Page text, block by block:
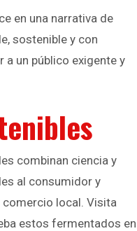
en una narrativa de
sostenible y con
a un público exigente y
combinan ciencia y
al consumidor y
local. Visita
estos fermentados en